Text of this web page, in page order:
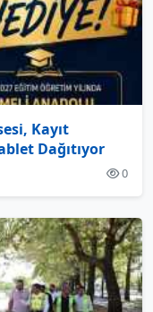
Kayıt
Dağıtıyor
0